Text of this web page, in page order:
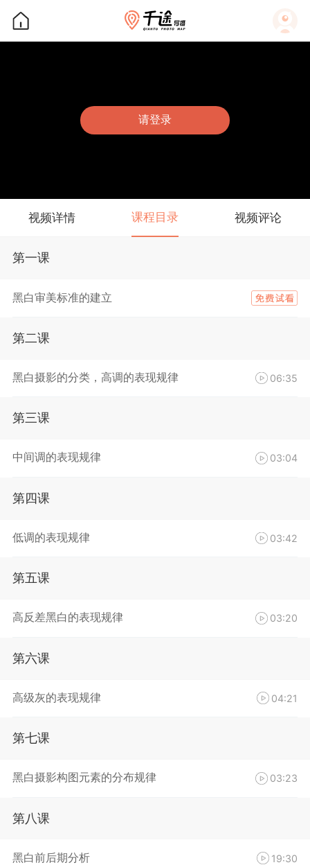
请登录
视频详情 课程目录 视频评论
第一课
黑白审美标准的建立
第二课
黑白摄影的分类，高调的表现规律 06:35
第三课
中间调的表现规律 03:04
第四课
低调的表现规律 03:42
第五课
高反差黑白的表现规律 03:20
第六课
高级灰的表现规律 04:21
第七课
黑白摄影构图元素的分布规律 03:23
第八课
黑白前后期分析 19:30